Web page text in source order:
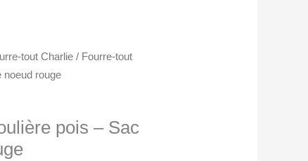
tout Charlie / Fourre-tout
noeud rouge
pois – Sac